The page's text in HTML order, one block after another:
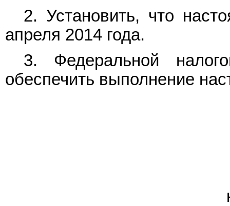
2. Установить, что
апреля 2014 года.
3. Федеральной
обеспечить выполнение